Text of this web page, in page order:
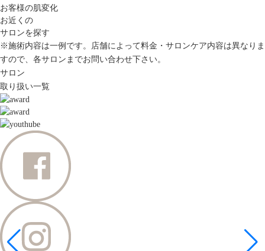
お客様の肌変化
お近くの
サロンを探す
※施術内容は一例です。店舗によって料金・サロンケア内容は異なりま
すので、各サロンまでお問い合わせ下さい。
サロン
取り扱い一覧